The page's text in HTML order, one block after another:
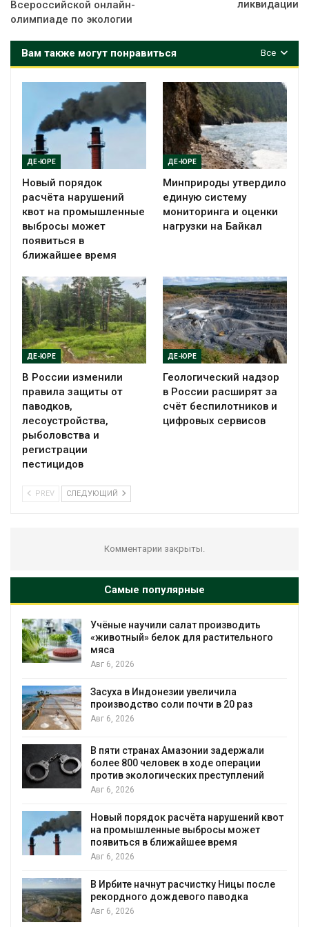
Всероссийской онлайн-
олимпиаде по экологии
ликвидации
Все
Вам также могут понравиться
ДЕ-ЮРЕ
Новый порядок
расчёта нарушений
квот на промышленные
выбросы может
появиться в
ближайшее время
ДЕ-ЮРЕ
Минприроды утвердило
единую систему
мониторинга и оценки
нагрузки на Байкал
ДЕ-ЮРЕ
В России изменили
правила защиты от
паводков,
лесоустройства,
рыболовства и
регистрации
пестицидов
ДЕ-ЮРЕ
Геологический надзор
в России расширят за
счёт беспилотников и
цифровых сервисов
PREV СЛЕДУЮЩИЙ
Комментарии закрыты.
Самые популярные
салат производить
белок для растительного
увеличила
соли почти в 20 раз
Амазонии задержали
в ходе операции
преступлений
расчёта нарушений квот
выбросы может
в ближайшее время
расчистку Ницы после
дождевого паводка
Изменение
бабочек по
установки
бизнеса
Москвариум
трёхдневным
Авг 5, 2026
проверяют по
Авг 5, 2026
Авг 5, 2026